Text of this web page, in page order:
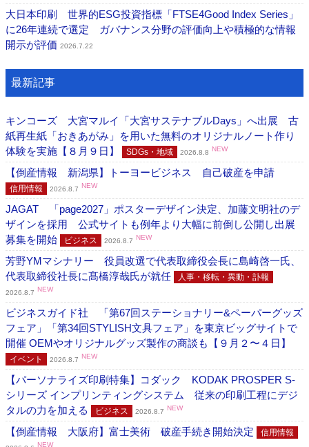
大日本印刷 世界的ESG投資指標「FTSE4Good Index Series」
に26年連続で選定 ガバナンス分野の評価向上や積極的な情報
開示が評価 2026.7.22
最新記事
キンコーズ 大宮マルイ「大宮サステナブルDays」へ出展 古
紙再生紙「おきあがみ」を用いた無料のオリジナルノート作り
体験を実施【８月９日】
SDGs・地域 2026.8.8 NEW
【倒産情報 新潟県】トーヨービジネス 自己破産を申請
信用情報 2026.8.7 NEW
JAGAT 「page2027」ポスターデザイン決定、加藤文明社のデ
ザインを採用 公式サイトも例年より大幅に前倒し公開し出展
募集を開始
ビジネス 2026.8.7 NEW
芳野YMマシナリー 役員改選で代表取締役会長に島崎啓一氏、
代表取締役社長に髙橋淳哉氏が就任
人事・移転・異動・訃報
2026.8.7 NEW
ビジネスガイド社 「第67回ステーショナリー&ペーパーグッズ
フェア」「第34回STYLISH文具フェア」を東京ビッグサイトで
開催 OEMやオリジナルグッズ製作の商談も【９月２〜４日】
イベント 2026.8.7 NEW
【パーソナライズ印刷特集】コダック KODAK PROSPER S-
シリーズ インプリンティングシステム 従来の印刷工程にデジ
タルの力を加える
ビジネス 2026.8.7 NEW
【倒産情報 大阪府】富士美術 破産手続き開始決定 信用情報
NEW